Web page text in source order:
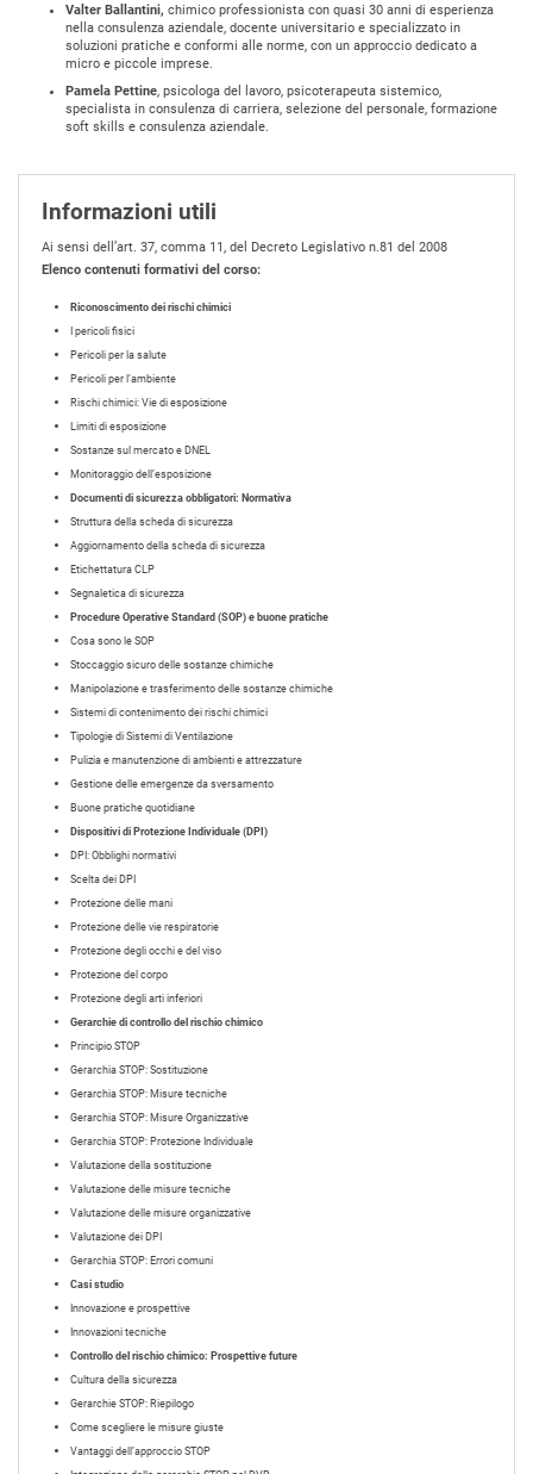
Valter Ballantini, chimico professionista con quasi 30 anni di esperienza
nella consulenza aziendale, docente universitario e specializzato in
soluzioni pratiche e conformi alle norme, con un approccio dedicato a
micro e piccole imprese.
Pamela Pettine, psicologa del lavoro, psicoterapeuta sistemico,
specialista in consulenza di carriera, selezione del personale, formazione
soft skills e consulenza aziendale.
Informazioni utili
Ai sensi dell’art. 37, comma 11, del Decreto Legislativo n.81 del 2008
Elenco contenuti formativi del corso:
Riconoscimento dei rischi chimici
I pericoli fisici
Pericoli per la salute
Pericoli per l’ambiente
Rischi chimici: Vie di esposizione
Limiti di esposizione
Sostanze sul mercato e DNEL
Monitoraggio dell’esposizione
Documenti di sicurezza obbligatori: Normativa
Struttura della scheda di sicurezza
Aggiornamento della scheda di sicurezza
Etichettatura CLP
Segnaletica di sicurezza
Procedure Operative Standard (SOP) e buone pratiche
Cosa sono le SOP
Stoccaggio sicuro delle sostanze chimiche
Manipolazione e trasferimento delle sostanze chimiche
Sistemi di contenimento dei rischi chimici
Tipologie di Sistemi di Ventilazione
Pulizia e manutenzione di ambienti e attrezzature
Gestione delle emergenze da sversamento
Buone pratiche quotidiane
Dispositivi di Protezione Individuale (DPI)
DPI: Obblighi normativi
Scelta dei DPI
Protezione delle mani
Protezione delle vie respiratorie
Protezione degli occhi e del viso
Protezione del corpo
Protezione degli arti inferiori
Gerarchie di controllo del rischio chimico
Principio STOP
Gerarchia STOP: Sostituzione
Gerarchia STOP: Misure tecniche
Gerarchia STOP: Misure Organizzative
Gerarchia STOP: Protezione Individuale
Valutazione della sostituzione
Valutazione delle misure tecniche
Valutazione delle misure organizzative
Valutazione dei DPI
Gerarchia STOP: Errori comuni
Casi studio
Innovazione e prospettive
Innovazioni tecniche
Controllo del rischio chimico: Prospettive future
Cultura della sicurezza
Gerarchie STOP: Riepilogo
Come scegliere le misure giuste
Vantaggi dell’approccio STOP